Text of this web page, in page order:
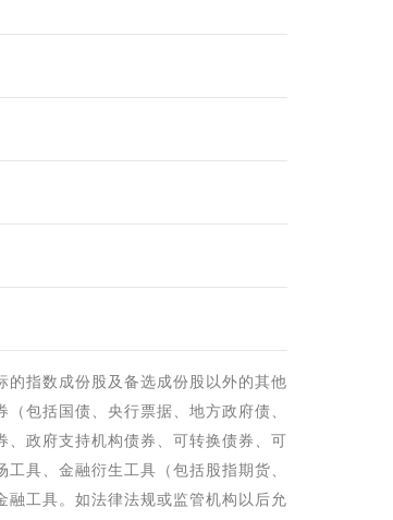
指数成份股及备选成份股以外的其他
包括国债、央行票据、地方政府债、
政府支持机构债券、可转换债券、可
具、金融衍生工具（包括股指期货、
融工具。如法律法规或监管机构以后允